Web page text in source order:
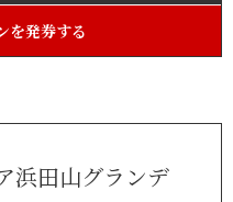
を発券する
浜田山グランデ